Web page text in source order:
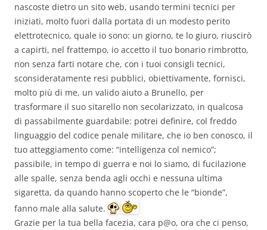
nascoste dietro un sito web, usando termini tecnici per
iniziati, molto fuori dalla portata di un modesto perito
elettrotecnico, quale io sono: un giorno, te lo giuro, riuscirò
a capirti, nel frattempo, io accetto il tuo bonario rimbrotto,
non senza farti notare che, con i tuoi consigli tecnici,
sconsideratamente resi pubblici, obiettivamente, fornisci,
molto più di me, un valido aiuto a Brunello, per
trasformare il suo sitarello non secolarizzato, in qualcosa
di passabilmente guardabile: potrei definire, col freddo
linguaggio del codice penale militare, che io ben conosco, il
tuo atteggiamento come: “intelligenza col nemico”;
passibile, in tempo di guerra e noi lo siamo, di fucilazione
alle spalle, senza benda agli occhi e nessuna ultima
sigaretta, da quando hanno scoperto che le “bionde”,
fanno male alla salute.
Grazie per la tua bella facezia, cara p@o, ora che ci penso,